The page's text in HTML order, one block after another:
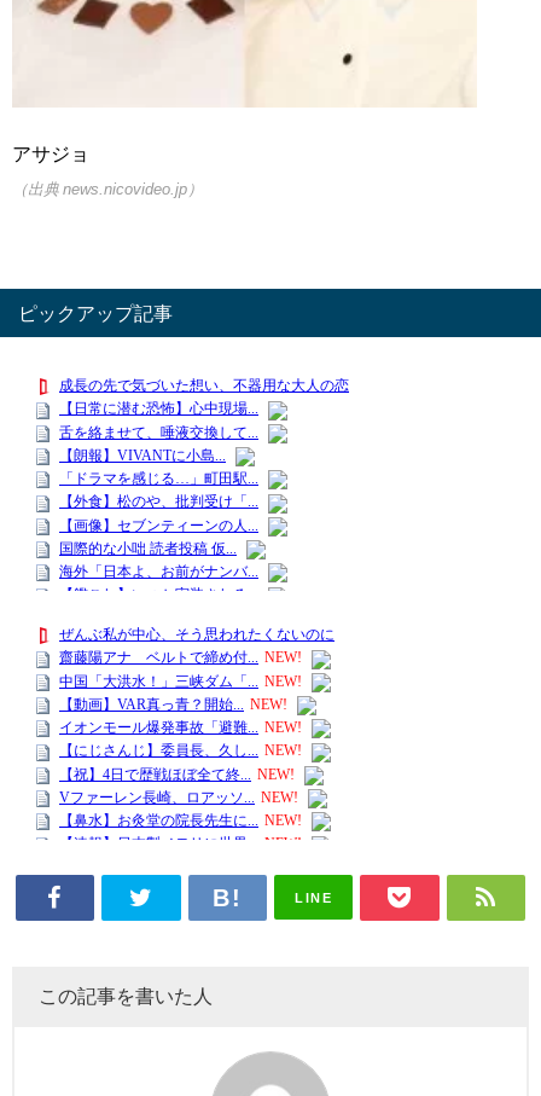
アサジョ
（出典 news.nicovideo.jp）
ピックアップ記事
LINE
この記事を書いた人